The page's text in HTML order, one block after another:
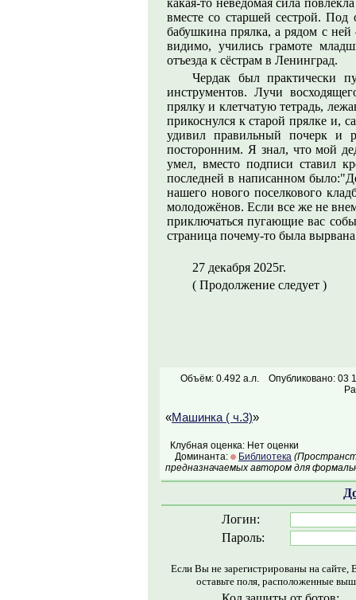
какая-то неведомая сила
вместе со старшей сестрой. Под
бабушкина прялка, а рядом с
видимо, учились грамоте
отъезда к сёстрам в Ленинград.
Чердак был практически
инструментов. Лучи
прялку и клетчатую тетрадь,
прикоснулся к старой прялке и,
удивил правильный почерк и
посторонним. Я знал, что мой
умел, вместо подписи ставил
последней в написанном
нашего нового поселкового
молодожёнов. Если все же не
приключаться пугающие вас
страница почему-то была
27 декабря 2025г.
( Продолжение следует )
Объём: 0.492 а.л.
Опубликовано: 03
«Машинка ( ч.3)»
Клубная оценка: Нет оценки
Доминанта:
Библиотека
предназначаемых автором для
Логин:
Пароль:
Если Вы не зарегистрированы на
оставьте поля, расположенные